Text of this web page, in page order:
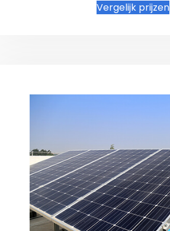
Vergelijk prijzen